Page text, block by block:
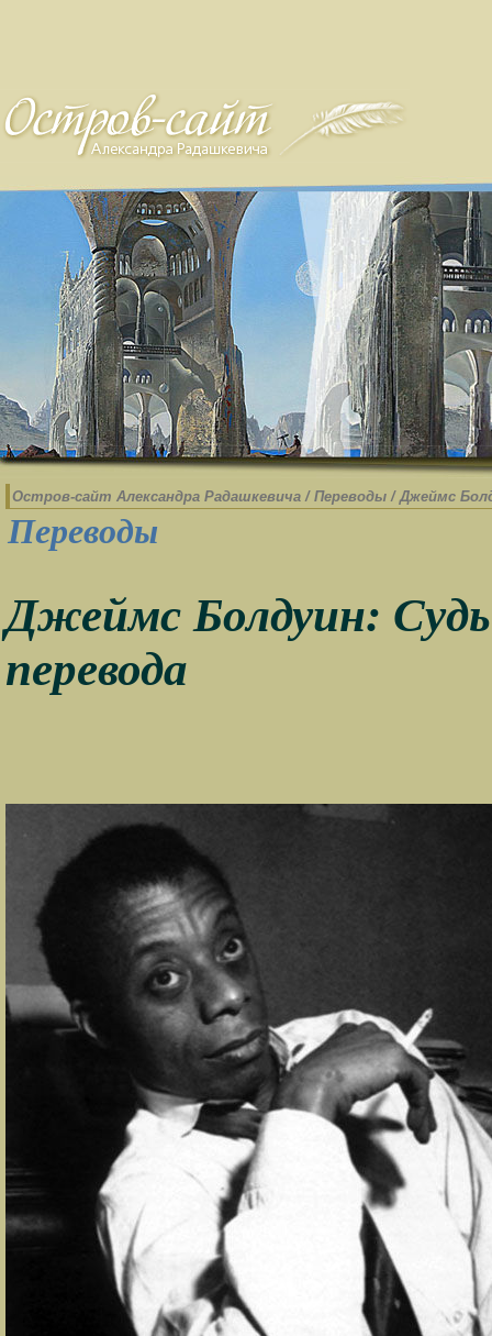
Остров-cайт Александра Радашкевича / Переводы / Джеймс
Переводы
Джеймс Болдуин:
перевода